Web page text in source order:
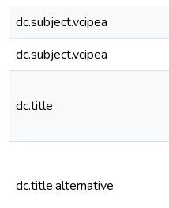
dc.subject.vcipea
dc.subject.vcipea
dc.title
dc.title.alternative